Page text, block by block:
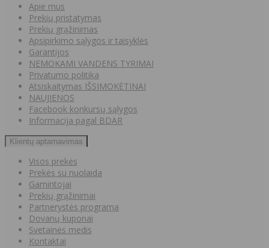
Apie mus
Prekių pristatymas
Prekių grąžinimas
Apsipirkimo sąlygos ir taisyklės
Garantijos
NEMOKAMI VANDENS TYRIMAI
Privatumo politika
Atsiskaitymas IŠSIMOKĖTINAI
NAUJIENOS
Facebook konkursų sąlygos
Informacija pagal BDAR
Klientų aptarnavimas
Visos prekės
Prekės su nuolaida
Gamintojai
Prekių grąžinimai
Partnerystės programa
Dovanų kuponai
Svetainės medis
Kontaktai